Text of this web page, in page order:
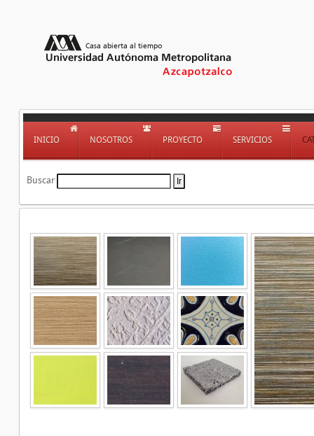
INICIO NOSOTROS PROYECTO SERVICIOS
Buscar